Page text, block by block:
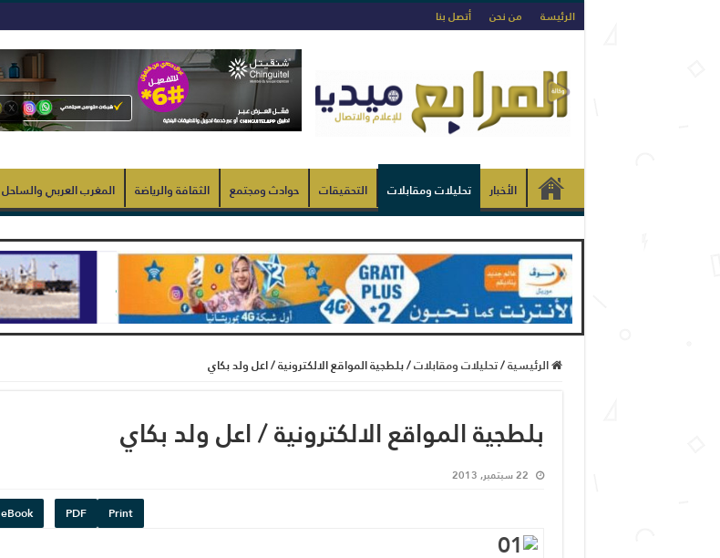
الرئيسة من نحن أتصل بنا
الأخبار تحليلات ومقابلات التحقيقات حوادث ومجتمع الثقافة والرياضة المغرب العربي والساحل
الرئيسية/تحليلات ومقابلات/بلطجية المواقع الالكترونية / اعل ولد بكاي
بلطجية المواقع الالكترونية / اعل ولد بكاي
22 سبتمبر, 2013
Print
PDF
eBook